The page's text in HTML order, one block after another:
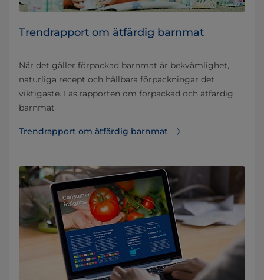
Trendrapport om ätfärdig barnmat
När det gäller förpackad barnmat är bekvämlighet,
naturliga recept och hållbara förpackningar det
viktigaste. Läs rapporten om förpackad och ätfärdig
barnmat
Trendrapport om ätfärdig barnmat